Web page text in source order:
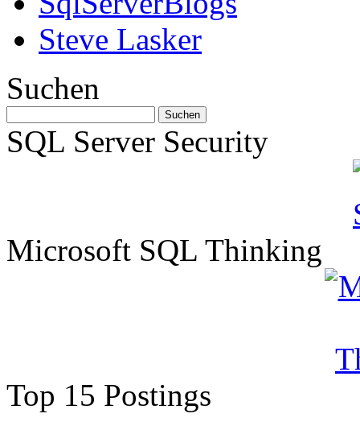
Steve Lasker
Suchen
SQL Server Security
Microsoft SQL Thinking
Top 15 Postings